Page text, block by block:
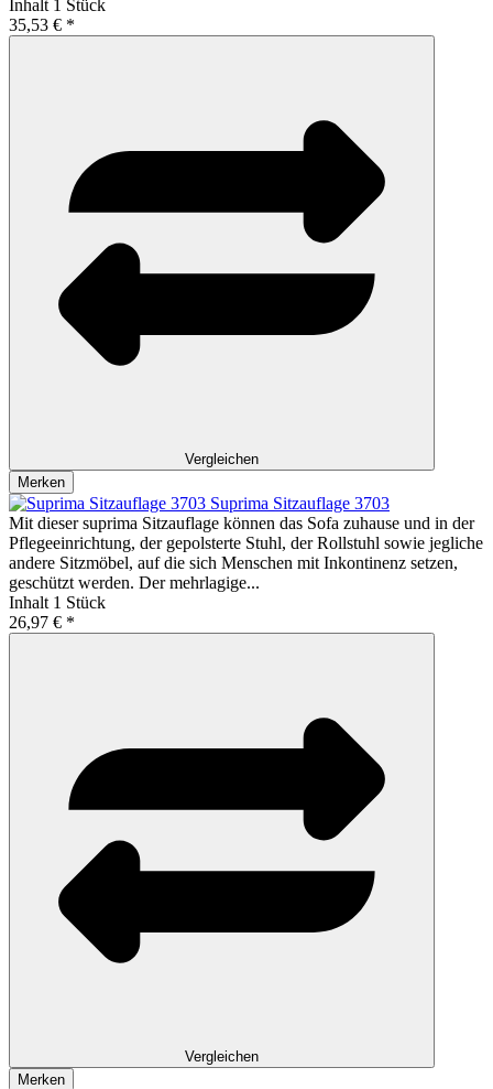
Inhalt 1 Stück
35,53 € *
Vergleichen
Merken
Suprima Sitzauflage 3703
Mit dieser suprima Sitzauflage können das Sofa zuhause und in der
Pflegeeinrichtung, der gepolsterte Stuhl, der Rollstuhl sowie jegliche
andere Sitzmöbel, auf die sich Menschen mit Inkontinenz setzen,
geschützt werden. Der mehrlagige...
Inhalt 1 Stück
26,97 € *
Vergleichen
Merken